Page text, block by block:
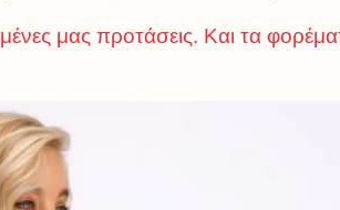
μας προτάσεις. Και τα